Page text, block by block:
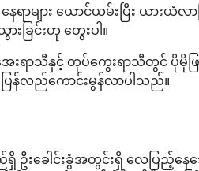
ရာများ ယောင်ယမ်းပြီး ယား
ခြင်းဟု တွေးပါ။
ေးရာသီနှင့် တုပ်ကွေးရာသီတွင် ပို
ြန်လည်ကောင်းမွန်လာပါသည်။
ရှိ ဦးခေါင်းခွံအတွင်းရှိ လေပြည့်